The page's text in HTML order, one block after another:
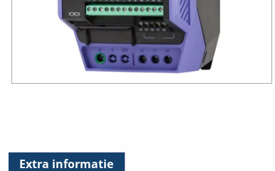
Extra informatie